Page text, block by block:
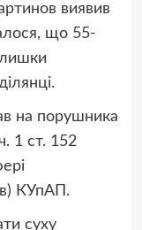
виявив
що 55-
на порушника
1 ст. 152
КУпАП.
суху